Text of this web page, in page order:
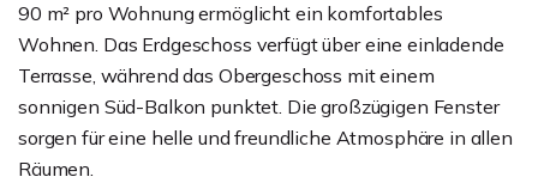
90 m² pro Wohnung ermöglicht ein komfortables
Wohnen. Das Erdgeschoss verfügt über eine einladende
Terrasse, während das Obergeschoss mit einem
sonnigen Süd-Balkon punktet. Die großzügigen Fenster
sorgen für eine helle und freundliche Atmosphäre in allen
Räumen.